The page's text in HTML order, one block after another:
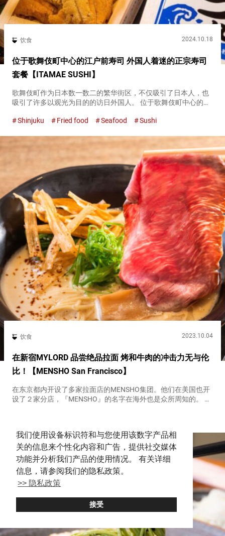
我们使用设备标识符和与您使用该数字产品相
关的信息来个性化内容和广告，提供社交媒体
功能并分析我们产品的使用情况。 有关详细
信息，请参阅我们的隐私政策。
>> 隐私政策
接受
饮食 2024.10.18
位于歌舞伎町中心的江户前寿司 外国人着迷的正宗寿司
套餐【ITAMAE SUSHI】
歌舞伎町作为日本数一数二的繁华街区，不仅吸引了日本人，也
吸引了许多以观光为目的的访日外国人。 位于歌舞伎町中心的
（Tokyo Sushi ITAMAE SUSHI）』...
Shinjuku Fried food Seafood Sushi
饮食 2023.10.04
在新宿MYLORD 品尝绝品拉面 烤和牛肉的冲击力无与伦
比！【MENSHO San Francisco】
在东京都内开设了多家拉面店的MENSHO集团。他们在美国也开
设了２家分店，『MENSHO』的名字在海外也是众所周知的。 在